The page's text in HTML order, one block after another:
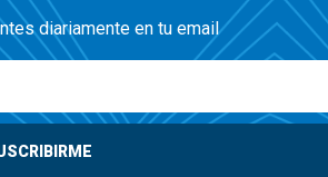
diariamente en tu email